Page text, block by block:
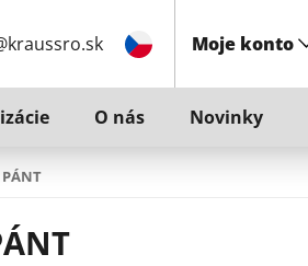
Moje konto
O nás Novinky
PÁNT